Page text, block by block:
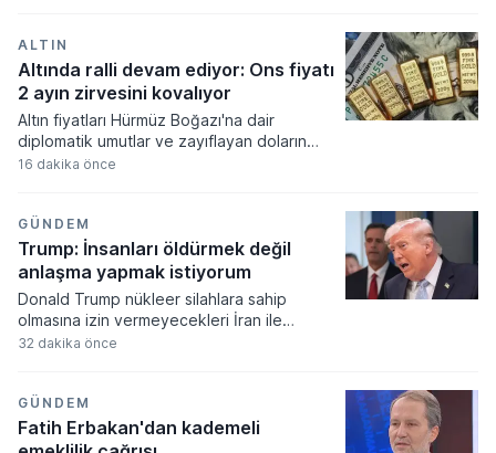
duyurulan bu görev değişimiyle birlikte
yapay zekâ model geliştirme süreçleri ve
Gemini uygulaması Kavukçuoğlu'nun
yönetimine devredildi.
ALTIN
Altında ralli devam ediyor: Ons fiyatı
2 ayın zirvesini kovalıyor
Altın fiyatları Hürmüz Boğazı'na dair
diplomatik umutlar ve zayıflayan doların
etkisiyle yükselişini dördüncü güne
test ederken piyasa aktörleri rotayı
ABD'den gelecek kritik istihdam verilerine
çevirdi.
16 dakika önce
GÜNDEM
Trump: İnsanları öldürmek değil
anlaşma yapmak istiyorum
Donald Trump nükleer silahlara sahip
olmasına izin vermeyecekleri İran ile
anlaşma yapmayı tercih ettiğini açıkladı.
ölçekli saldırıları gelen diyalog talepleri
üzerine askıya aldığını duyurdu.
32 dakika önce
GÜNDEM
Fatih Erbakan'dan kademeli